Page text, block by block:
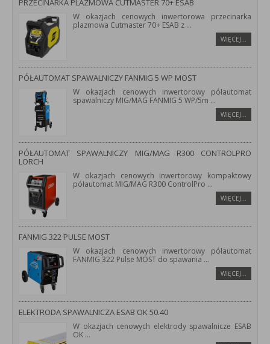
PRZECINARKA PLAZMOWA CUTMASTER 70+ ESAB
W okazjach cenowych inwertorowa przecinarka
plazmowa Cutmaster 70+ ESAB z ...
WIĘCEJ…
PÓŁAUTOMAT SPAWALNICZY FANMIG 5 WP MOST
W okazjach cenowych inwertorowy półautomat
spawalniczy MIG/MAG FANMIG 5 WP/5m ...
WIĘCEJ…
PÓŁAUTOMAT SPAWALNICZY MIG/MAG R300 CONTROLPRO
LORCH
W okazjach cenowych inwertorowy kompaktowy
półautomat MIG/MAG R300 ControlPro ...
WIĘCEJ…
FANMIG 322 PULSE MOST
W okazjach cenowych inwertorowy półautomat
FANMIG 322 Pulse MOST do spawania ...
WIĘCEJ…
ELEKTRODA SPAWALNICZA ESAB OK 50.40
W okazjach cenowych elektrody spawalnicze ESAB
OK ...